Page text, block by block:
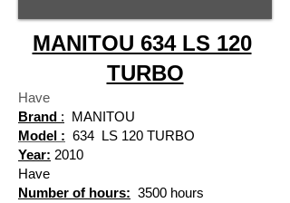
MANITOU 634 LS 120
TURBO
Have
Brand : MANITOU
Model : 634 LS 120 TURBO
Year: 2010
Have
Number of hours: 3500 hours